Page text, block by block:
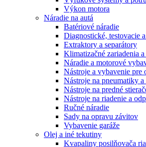
Výkon motora
Náradie na autá
Batériové náradie
Diagnostické, testovacie
Extraktory a separátory
Klimatizačné zariadenia a
Náradie a motorové
Nástroje a vybavenie pre
Nástroje na pneumatiky a
Nástroje na predné
Nástroje na riadenie a
Ručné náradie
Sady na opravu závitov
Vybavenie garáže
Olej a iné tekutiny
Kvapaliny posilňovača